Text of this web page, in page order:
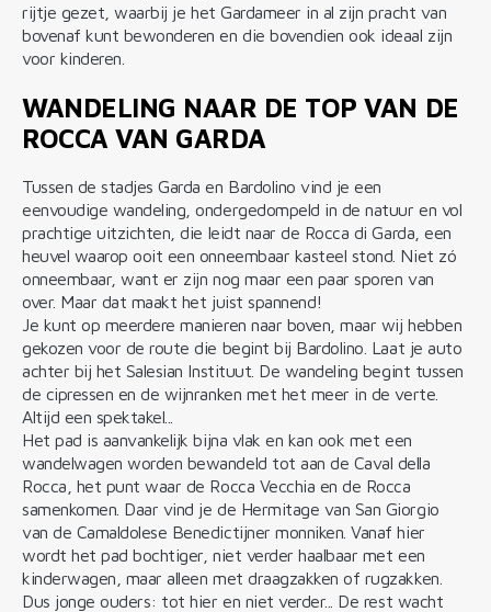
rijtje gezet, waarbij je het Gardameer in al zijn pracht van
bovenaf kunt bewonderen en die bovendien ook ideaal zijn
voor kinderen.
WANDELING NAAR DE TOP VAN DE
ROCCA VAN GARDA
Tussen de stadjes Garda en Bardolino vind je een
eenvoudige wandeling, ondergedompeld in de natuur en vol
prachtige uitzichten, die leidt naar de Rocca di Garda, een
heuvel waarop ooit een onneembaar kasteel stond. Niet zó
onneembaar, want er zijn nog maar een paar sporen van
over. Maar dat maakt het juist spannend!
Je kunt op meerdere manieren naar boven, maar wij hebben
gekozen voor de route die begint bij Bardolino. Laat je auto
achter bij het Salesian Instituut. De wandeling begint tussen
de cipressen en de wijnranken met het meer in de verte.
Altijd een spektakel...
Het pad is aanvankelijk bijna vlak en kan ook met een
wandelwagen worden bewandeld tot aan de Caval della
Rocca, het punt waar de Rocca Vecchia en de Rocca
samenkomen. Daar vind je de Hermitage van San Giorgio
van de Camaldolese Benedictijner monniken. Vanaf hier
wordt het pad bochtiger, niet verder haalbaar met een
kinderwagen, maar alleen met draagzakken of rugzakken.
Dus jonge ouders: tot hier en niet verder... De rest wacht